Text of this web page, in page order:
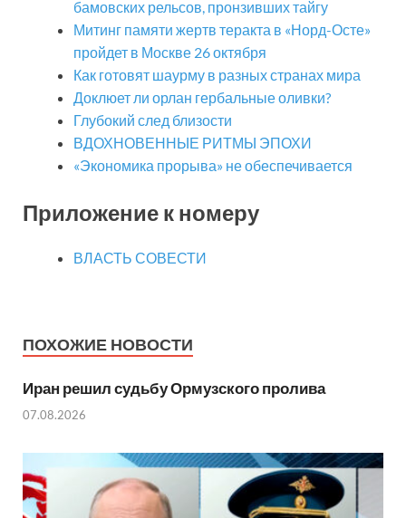
бамовских рельсов, пронзивших тайгу
Митинг памяти жертв теракта в «Норд-Осте»
пройдет в Москве 26 октября
Как готовят шаурму в разных странах мира
Доклюет ли орлан гербальные оливки?
Глубокий след близости
ВДОХНОВЕННЫЕ РИТМЫ ЭПОХИ
«Экономика прорыва» не обеспечивается
Приложение к номеру
ВЛАСТЬ СОВЕСТИ
ПОХОЖИЕ НОВОСТИ
Иран решил судьбу Ормузского пролива
07.08.2026